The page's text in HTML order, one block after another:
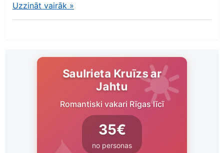
Uzzināt vairāk »
Saulrieta Kruīzs ar
Jahtu
Romantiski vakari Rīgas līcī
35€
no personas